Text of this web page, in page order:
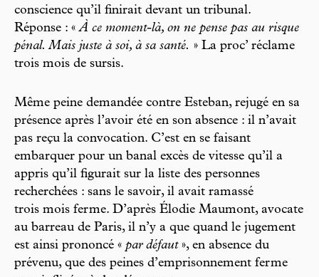
conscience qu’il finirait devant un tribunal.
Réponse : «À ce moment-là, on ne pense pas au risque
pénal. Mais juste à soi, à sa santé. » La proc’ réclame
trois mois de sursis.
Même peine demandée contre Esteban, rejugé en sa
présence après l’avoir été en son absence : il n’avait
pas reçu la convocation. C’est en se faisant
embarquer pour un banal excès de vitesse qu’il a
appris qu’il figurait sur la liste des personnes
recherchées : sans le savoir, il avait ramassé
trois mois ferme. D’après Élodie Maumont, avocate
au barreau de Paris, il n’y a que quand le jugement
est ainsi prononcé « par défaut», en absence du
prévenu, que des peines d’emprisonnement ferme